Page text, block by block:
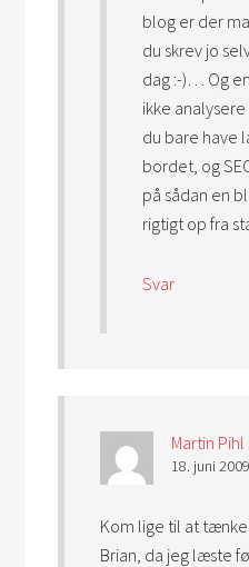
blog er der
du skrev jo
dag :-)… Og
ikke
du bare have
bordet, og
på sådan en
rigtigt op fra
Svar
Martin Pihl
18. juni
Kom lige til at
Brian, da jeg læste